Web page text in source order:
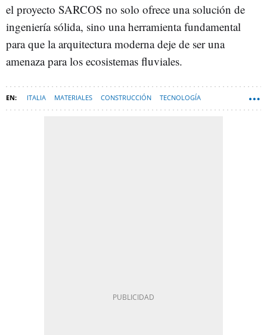
el proyecto SARCOS no solo ofrece una solución de
ingeniería sólida, sino una herramienta fundamental
para que la arquitectura moderna deje de ser una
amenaza para los ecosistemas fluviales.
ITALIA MATERIALES CONSTRUCCIÓN TECNOLOGÍA